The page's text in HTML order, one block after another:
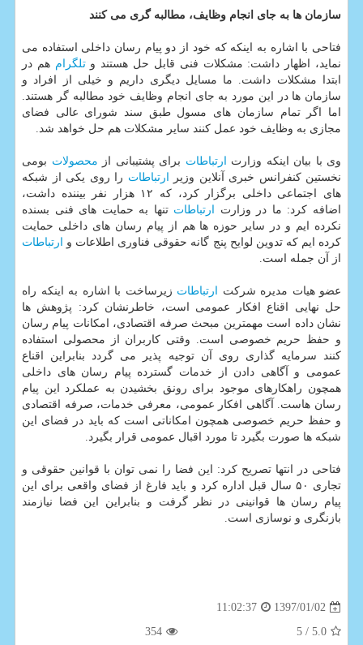
سازمان ها به جای انجام وظایف، مطالبه گری می كنند
فتاحی با اشاره به اینكه كه خود از دو پیام رسان داخلی استفاده می
نماید، اظهار داشت: مشكلات فنی قابل حل هستند وتلگرام هم در
ابتدا مشكلات داشت. ما مسایل دیگری داریم و خیلی از افراد و
سازمان ها در این مورد به جای انجام وظایف خود مطالبه گر هستند.
اما اگر تمام سازمان های مسول طبق سند شورای عالی فضای
مجازی به وظایف خود عمل كنند سایر مشكلات هم حل خواهد شد.
وی با بیان اینكه وزارت ارتباطات برای پشتیبانی از محصولات بومی
نخستین كنفرانس خبری آنلاین وزیر ارتباطات را روی یكی از شبكه
های اجتماعی داخلی برگزار كرد، كه ۱۲ هزار نفر بیننده داشت،
اضافه كرد: ما در وزارت ارتباطات تنها به حمایت های فنی بسنده
نكرده ایم و در سایر حوزه ها هم از پیام رسان های داخلی حمایت
كرده ایم كه تدوین لوایح پنج گانه حقوقی فناوری اطلاعات و ارتباطات
از آن جمله است.
عضو هیات مدیره شركت ارتباطات زیرساخت با اشاره به اینكه راه
حل نهایی اقناع افكار عمومی است، خاطرنشان كرد: پژوهش ها
نشان داده است مهمترین مبحث صرفه اقتصادی، امكانات پیام رسان
و حفظ حریم خصوصی است. وقتی كاربران از محصولی استفاده
كنند سرمایه گذاری روی آن توجیه پذیر می گردد بنابراین اقناع
عمومی و آگاهی دادن از خدمات گسترده پیام رسان های داخلی
همچون راهكارهای موجود برای رونق بخشیدن به عملكرد این پیام
رسان هاست. آگاهی افكار عمومی، معرفی خدمات، صرفه اقتصادی
و حفظ حریم خصوصی همچون امكاناتی است كه باید در فضای این
شبكه ها صورت بگیرد تا مورد اقبال عمومی قرار بگیرد.
فتاحی در انتها تصریح كرد: این فضا را نمی توان با قوانین حقوقی و
تجاری ۵۰ سال قبل اداره كرد و باید فارغ از فضای واقعی برای این
پیام رسان ها قوانینی در نظر گرفت و بنابراین این فضا نیازمند
بازنگری و نوسازی است.
1397/01/02
11:02:37
5.0
/ 5
354